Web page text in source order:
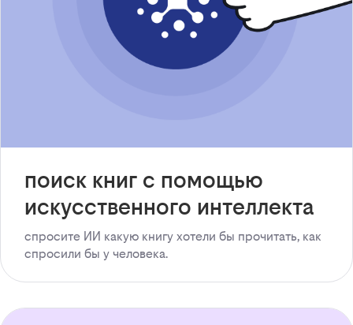
поиск книг с помощью
искусственного интеллекта
спросите ИИ какую книгу хотели бы прочитать, как
спросили бы у человека.